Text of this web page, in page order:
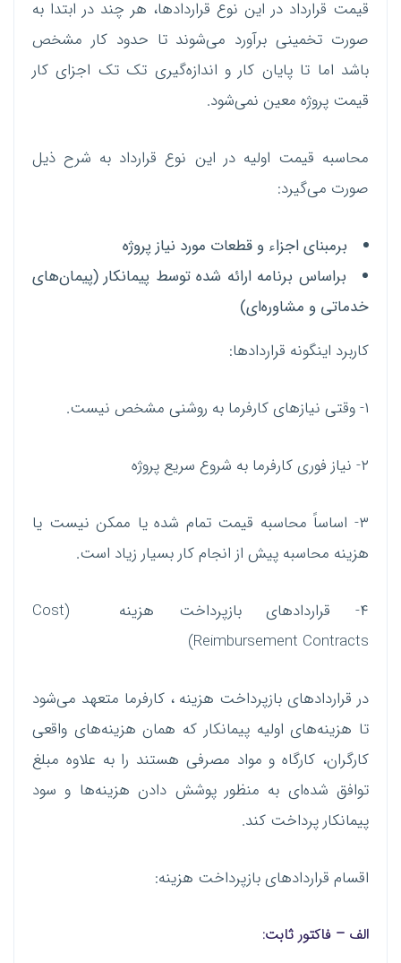
قیمت قرارداد در این نوع قراردادها، هر چند در ابتدا به
صورت تخمینی برآورد می‌شوند تا حدود کار مشخص
باشد اما تا پایان کار و اندازه‌گیری تک تک اجزای کار
قیمت پروژه معین نمی‌شود.
محاسبه قیمت اولیه در این نوع قرارداد به شرح ذیل
صورت می‌گیرد:
برمبنای اجزاء و قطعات مورد نیاز پروژه
براساس برنامه ارائه شده توسط پیمانکار (پیمان‌های
خدماتی و مشاوره‌ای)
کاربرد اینگونه قراردادها:
۱- وقتی نیازهای کارفرما به روشنی مشخص نیست.
۲- نیاز فوری کارفرما به شروع سریع پروژه
۳- اساساً محاسبه قیمت تمام شده یا ممکن نیست یا
هزینه محاسبه پیش از انجام کار بسیار زیاد است.
۴- قراردادهای بازپرداخت هزینه (Cost
Reimbursement Contracts)
در قراردادهای بازپرداخت هزینه ، کارفرما متعهد می‌شود
تا هزینه‌های اولیه پیمانکار که همان هزینه‌های واقعی
کارگران، کارگاه و مواد مصرفی هستند را به علاوه مبلغ
توافق شده‌ای به منظور پوشش دادن هزینه‌ها و سود
پیمانکار پرداخت کند.
اقسام قراردادهای بازپرداخت هزینه:
الف – فاکتور ثابت: